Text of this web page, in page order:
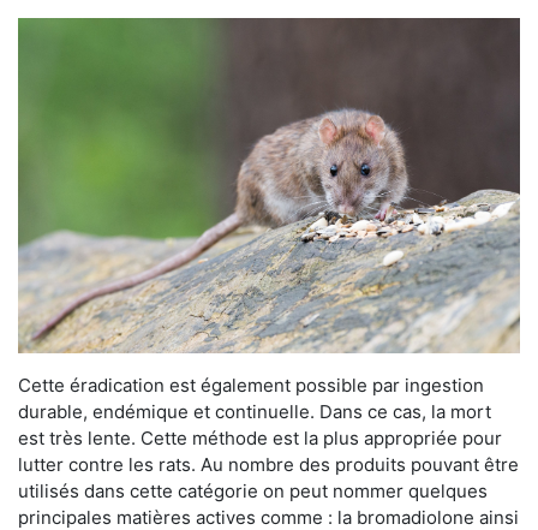
Cette éradication est également possible par ingestion
durable, endémique et continuelle. Dans ce cas, la mort
est très lente. Cette méthode est la plus appropriée pour
lutter contre les rats. Au nombre des produits pouvant être
utilisés dans cette catégorie on peut nommer quelques
principales matières actives comme : la bromadiolone ainsi